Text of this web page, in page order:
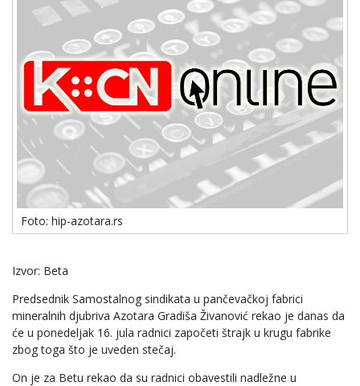
Foto: hip-azotara.rs
Izvor: Beta
Predsednik Samostalnog sindikata u pančevačkoj fabrici
mineralnih djubriva Azotara Gradiša Živanović rekao je danas da
će u ponedeljak 16. jula radnici započeti štrajk u krugu fabrike
zbog toga što je uveden stečaj.
On je za Betu rekao da su radnici obavestili nadležne u